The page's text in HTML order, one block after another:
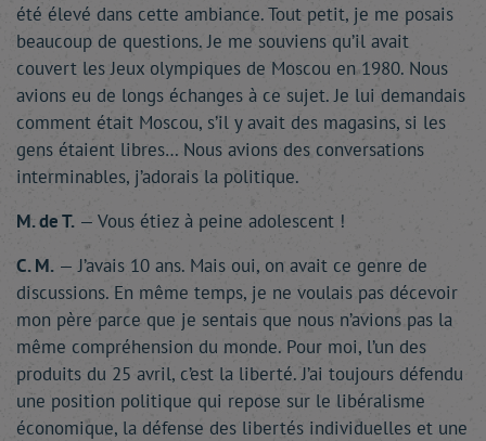
été élevé dans cette ambiance. Tout petit, je me posais
beaucoup de questions. Je me souviens qu’il avait
couvert les Jeux olympiques de Moscou en 1980. Nous
avions eu de longs échanges à ce sujet. Je lui demandais
comment était Moscou, s’il y avait des magasins, si les
gens étaient libres… Nous avions des conversations
interminables, j’adorais la politique.
M. de T. — Vous étiez à peine adolescent !
C. M. — J’avais 10 ans. Mais oui, on avait ce genre de
discussions. En même temps, je ne voulais pas décevoir
mon père parce que je sentais que nous n’avions pas la
même compréhension du monde. Pour moi, l’un des
produits du 25 avril, c’est la liberté. J’ai toujours défendu
une position politique qui repose sur le libéralisme
économique, la défense des libertés individuelles et une